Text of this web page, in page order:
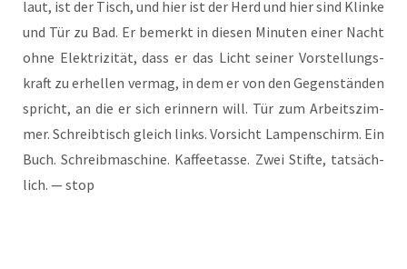
laut, ist der Tisch, und hier ist der Herd und hier sind Klin­ke
und Tür zu Bad. Er bemerkt in die­sen Minu­ten einer Nacht
ohne Elek­tri­zi­tät, dass er das Licht sei­ner Vor­stel­lungs­
kraft zu erhel­len ver­mag, in dem er von den Gegen­stän­den
spricht, an die er sich erin­nern will. Tür zum Arbeits­zim­
mer. Schreib­tisch gleich links. Vor­sicht Lam­pen­schirm. Ein
Buch. Schreib­ma­schi­ne. Kaf­fee­tas­se. Zwei Stif­te, tat­säch­
lich. — stop